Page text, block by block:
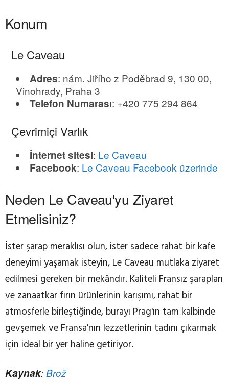
Konum
Le Caveau
Adres: nám. Jiřího z Poděbrad 9, 130 00,
Vinohrady, Praha 3
Telefon Numarası: +420 775 294 864
Çevrimiçi Varlık
İnternet sitesi: Le Caveau
Facebook: Le Caveau Facebook üzerinde
Neden Le Caveau'yu Ziyaret
Etmelisiniz?
İster şarap meraklısı olun, ister sadece rahat bir kafe
deneyimi yaşamak isteyin, Le Caveau mutlaka ziyaret
edilmesi gereken bir mekândır. Kaliteli Fransız şarapları
ve zanaatkar fırın ürünlerinin karışımı, rahat bir
atmosferle birleştiğinde, burayı Prag'ın tam kalbinde
gevşemek ve Fransa'nın lezzetlerinin tadını çıkarmak
için ideal bir yer haline getiriyor.
Kaynak:Brož